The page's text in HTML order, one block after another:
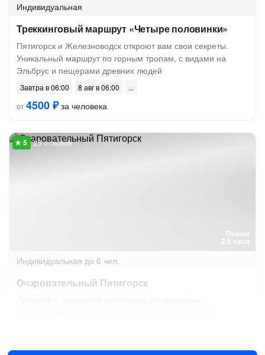
Индивидуальная
Треккинговый маршрут «Четыре половинки»
Пятигорск и Железноводск откроют вам свои секреты.
Уникальный маршрут по горным тропам, с видами на
Эльбрус и пещерами древних людей
Завтра в 06:00
8 авг в 06:00
от4500 ₽за человека
Пешая
2.5 часа
25 отзывов
Индивидуальная до 6 чел.
Очаровательный Пятигорск
6400 ₽за всё до 6 чел.